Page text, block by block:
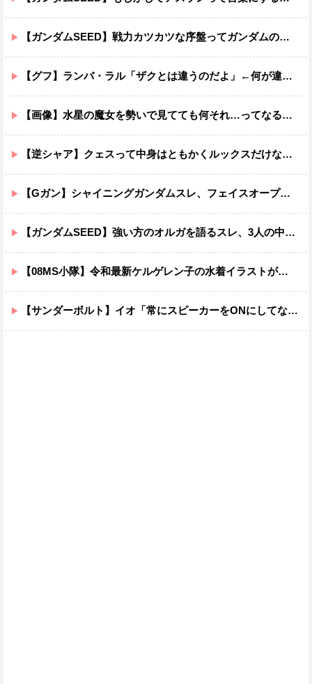
【ガンダムSEED】戦力カツカツな序盤ってガンダムの中だと割と珍しい気がする
【グフ】ランバ・ラル「ザクとは違うのだよ」←何が違うの？
【画像】水星の魔女を勢いで見てても何それ…ってなる部分ｗｗｗｗｗｗｗｗ
【逆シャア】クェスって中身はともかくルックスだけなら最高だな
【Gガン】シャイニングガンダムスレ、フェイスオープンが嫌いな男の子なんていません
【ガンダムSEED】強い方のオルガを語るスレ、3人の中でも強化は一番されてない方
【08MS小隊】令和最新ケルゲレン子の水着イラストがあまりにもスケベすぎる…
【サンダーボルト】イオ「常にスピーカーをONにしてな！」→オフにしたくなる音ｗｗｗｗｗｗｗｗｗｗｗ